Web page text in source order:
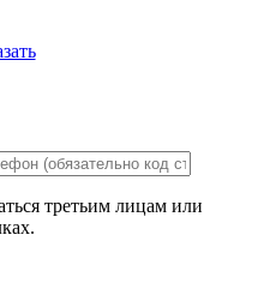
третьим лицам или